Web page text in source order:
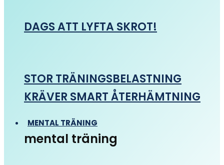
DAGS ATT LYFTA SKROT!
STOR TRÄNINGSBELASTNING
KRÄVER SMART ÅTERHÄMTNING
MENTAL TRÄNING
mental träning